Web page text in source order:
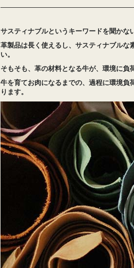
サスティナブルというキーワードを聞かな
革製品は長く使えるし、サスティナブル
い。
そもそも、革の材料となる牛が、環境に負
牛を育てお肉になるまでの、過程に環境
ります。